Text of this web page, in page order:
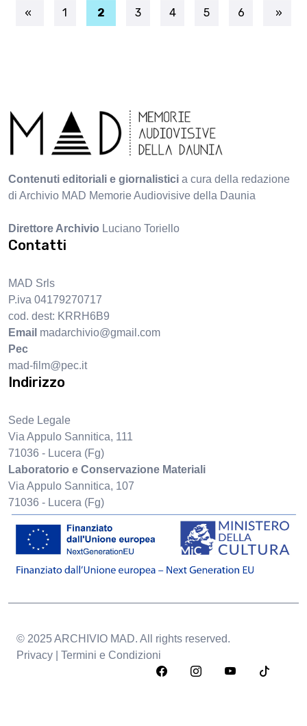
1 2 3 4 5 6
Contenuti editoriali e giornalistici a cura della redazione
di Archivio MAD Memorie Audiovisive della Daunia
Direttore Archivio Luciano Toriello
Contatti
MAD Srls
P.iva 04179270717
cod. dest: KRRH6B9
Email madarchivio@gmail.com
Pec
mad-film@pec.it
Indirizzo
Sede Legale
Via Appulo Sannitica, 111
71036 - Lucera (Fg)
Laboratorio e Conservazione Materiali
Via Appulo Sannitica, 107
71036 - Lucera (Fg)
© 2025 ARCHIVIO MAD. All rights reserved.
Privacy | Termini e Condizioni